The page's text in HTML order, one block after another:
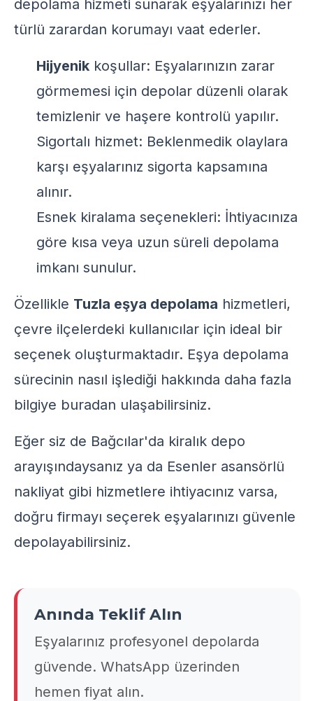
depolama hizmeti sunarak eşyalarınızı her
türlü zarardan korumayı vaat ederler.
Hijyenik koşullar: Eşyalarınızın zarar
görmemesi için depolar düzenli olarak
temizlenir ve haşere kontrolü yapılır.
Sigortalı hizmet: Beklenmedik olaylara
karşı eşyalarınız sigorta kapsamına
alınır.
Esnek kiralama seçenekleri: İhtiyacınıza
göre kısa veya uzun süreli depolama
imkanı sunulur.
Özellikle Tuzla eşya depolama hizmetleri,
çevre ilçelerdeki kullanıcılar için ideal bir
seçenek oluşturmaktadır. Eşya depolama
sürecinin nasıl işlediği hakkında daha fazla
bilgiye buradan ulaşabilirsiniz.
Eğer siz de Bağcılar'da kiralık depo
arayışındaysanız ya da Esenler asansörlü
nakliyat gibi hizmetlere ihtiyacınız varsa,
doğru firmayı seçerek eşyalarınızı güvenle
depolayabilirsiniz.
Anında Teklif Alın
Eşyalarınız profesyonel depolarda
güvende. WhatsApp üzerinden
hemen fiyat alın.